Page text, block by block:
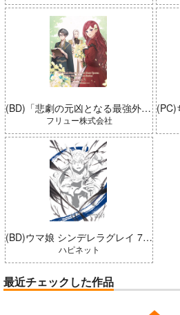
(BD)「悲劇の元凶となる最強外道ラスボス女王は民の為に尽くします。 Season2」BD-BOX 上巻
フリュー株式会社
(BD)ウマ娘 シンデレラグレイ 7 豪華版 (とらのあな限定版)
ハピネット
最近チェックした作品